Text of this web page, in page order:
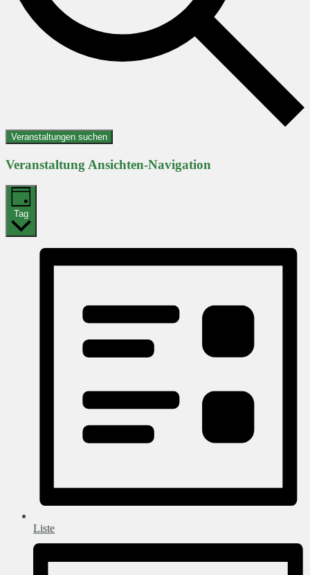
Veranstaltungen suchen
Veranstaltung Ansichten-Navigation
Tag
Liste